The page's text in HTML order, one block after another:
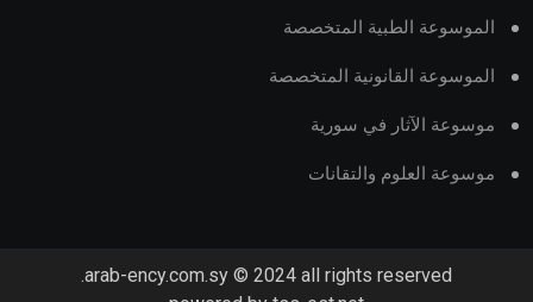
الموسوعة الطبية المتخصصة
الموسوعة القانونية المتخصصة
موسوعة الآثار في سورية
موسوعة العلوم والتقانات
arab-ency.com.sy © 2024 all rights reserved.